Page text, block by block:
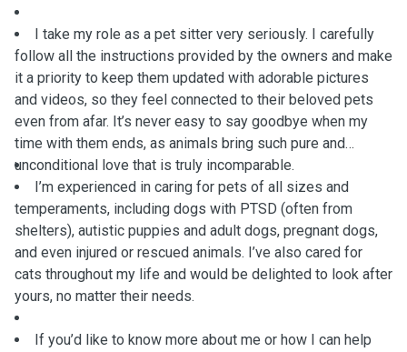
I take my role as a pet sitter very seriously. I carefully
follow all the instructions provided by the owners and make
it a priority to keep them updated with adorable pictures
and videos, so they feel connected to their beloved pets
even from afar. It’s never easy to say goodbye when my
time with them ends, as animals bring such pure and
unconditional love that is truly incomparable.
I’m experienced in caring for pets of all sizes and
temperaments, including dogs with PTSD (often from
shelters), autistic puppies and adult dogs, pregnant dogs,
and even injured or rescued animals. I’ve also cared for
cats throughout my life and would be delighted to look after
yours, no matter their needs.
If you’d like to know more about me or how I can help